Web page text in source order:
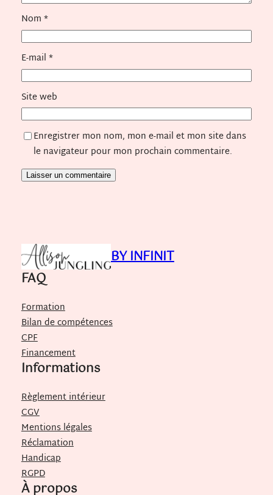
Nom*
E-mail*
Site web
Enregistrer mon nom, mon e-mail et mon site dans
le navigateur pour mon prochain commentaire.
BY INFINIT
FAQ
Formation
Bilan de compétences
CPF
Financement
Informations
Règlement intérieur
CGV
Mentions légales
Réclamation
Handicap
RGPD
À propos